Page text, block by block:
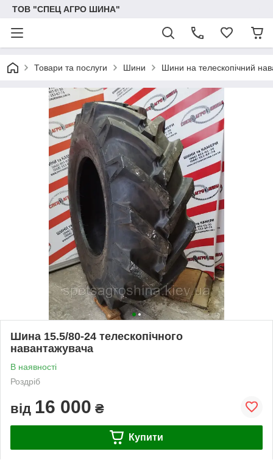
ТОВ "СПЕЦ АГРО ШИНА"
Товари та послуги Шини Шини на телескопічний
Шина 15.5/80-24 телескопічного
навантажувача
В наявності
Роздріб
від 16 000 ₴
Купити